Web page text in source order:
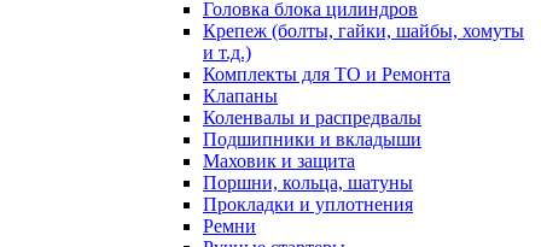
Головка блока цилиндров
Крепеж (болты, гайки, шайбы, хомуты
и т.д.)
Комплекты для ТО и Ремонта
Клапаны
Коленвалы и распредвалы
Подшипники и вкладыши
Маховик и защита
Поршни, кольца, шатуны
Прокладки и уплотнения
Ремни